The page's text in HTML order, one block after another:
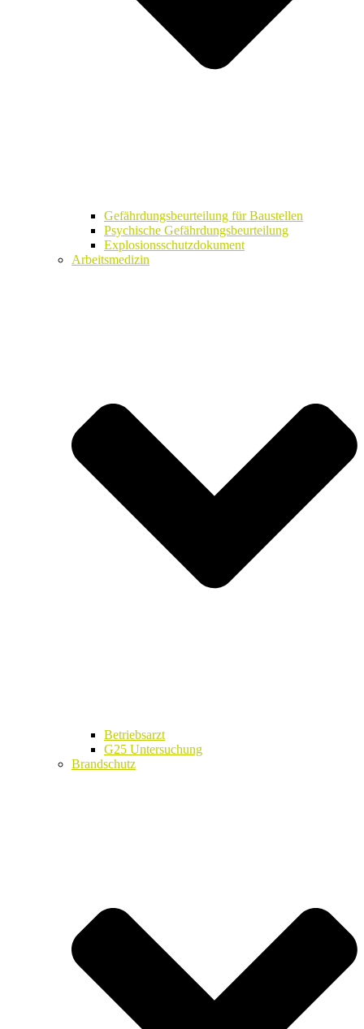
Gefährdungsbeurteilung für Baustellen
Psychische Gefährdungsbeurteilung
Explosionsschutzdokument
Arbeitsmedizin
Betriebsarzt
G25 Untersuchung
Brandschutz